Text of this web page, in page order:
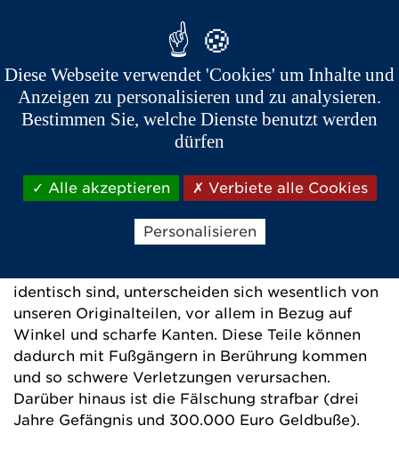
Zusammenfassend stellen Nachbauteile ein
großes Sicherheitsrisiko dar.Tatsächlich können
wir in Anbetracht der durchgeführten Crashtests
die Nachbauteile in großer Anzahl in Einzelteile
zerbrechen, was eine ernsthafteBedrohung bei
Unfällen darstellt.
identisch sind, unterscheiden sich wesentlich von
unseren Originalteilen, vor allem in Bezug auf
Winkel und scharfe Kanten. Diese Teile können
dadurch mit Fußgängern in Berührung kommen
und so schwere Verletzungen verursachen.
Darüber hinaus ist die Fälschung strafbar (drei
Jahre Gefängnis und 300.000 Euro Geldbuße).
Diese Webseite verwendet 'Cookies' um Inhalte und
Anzeigen zu personalisieren und zu analysieren.
Bestimmen Sie, welche Dienste benutzt werden
dürfen
Alle akzeptieren Verbiete alle Cookies
Personalisieren